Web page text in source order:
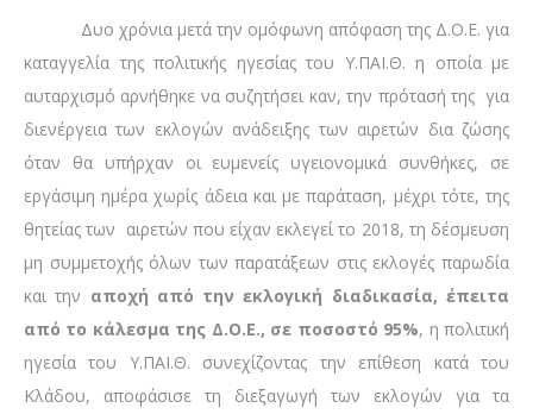
Δυο χρόνια μετά την ομόφωνη απόφαση της Δ.Ο.Ε. για
καταγγελία της πολιτικής ηγεσίας του Υ.ΠΑΙ.Θ. η οποία με
αυταρχισμό αρνήθηκε να συζητήσει καν, την πρότασή της για
διενέργεια των εκλογών ανάδειξης των αιρετών δια ζώσης
όταν θα υπήρχαν οι ευμενείς υγειονομικά συνθήκες, σε
εργάσιμη ημέρα χωρίς άδεια και με παράταση, μέχρι τότε, της
θητείας των αιρετών που είχαν εκλεγεί το 2018, τη δέσμευση
μη συμμετοχής όλων των παρατάξεων στις εκλογές παρωδία
και την αποχή από την εκλογική διαδικασία, έπειτα
από το κάλεσμα της Δ.Ο.Ε., σε ποσοστό 95%, η πολιτική
ηγεσία του Υ.ΠΑΙ.Θ. συνεχίζοντας την επίθεση κατά του
Κλάδου, αποφάσισε τη διεξαγωγή των εκλογών για τα